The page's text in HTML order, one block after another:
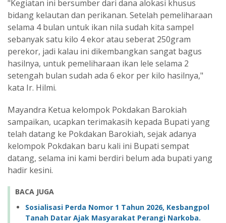
"Kegiatan ini bersumber dari dana alokasi khusus
bidang kelautan dan perikanan. Setelah pemeliharaan
selama 4 bulan untuk ikan nila sudah kita sampel
sebanyak satu kilo 4 ekor atau seberat 250gram
perekor, jadi kalau ini dikembangkan sangat bagus
hasilnya, untuk pemeliharaan ikan lele selama 2
setengah bulan sudah ada 6 ekor per kilo hasilnya,"
kata Ir. Hilmi.
Mayandra Ketua kelompok Pokdakan Barokiah
sampaikan, ucapkan terimakasih kepada Bupati yang
telah datang ke Pokdakan Barokiah, sejak adanya
kelompok Pokdakan baru kali ini Bupati sempat
datang, selama ini kami berdiri belum ada bupati yang
hadir kesini.
BACA JUGA
Sosialisasi Perda Nomor 1 Tahun 2026, Kesbangpol
Tanah Datar Ajak Masyarakat Perangi Narkoba.